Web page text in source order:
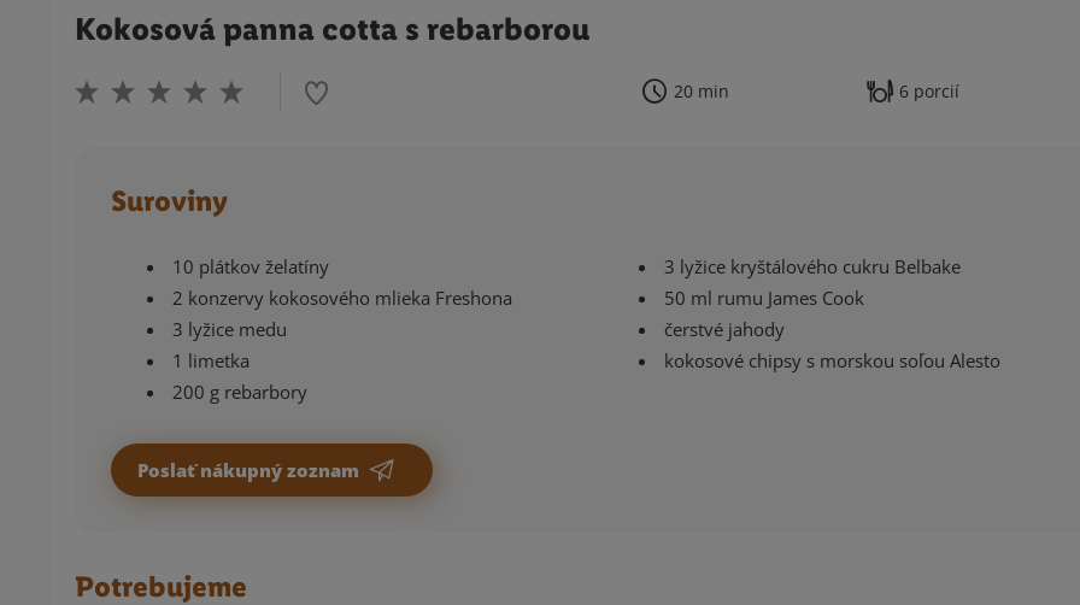
Kokosová panna cotta s rebarborou
20 min 6 porcií
Suroviny
10 plátkov želatíny
2 konzervy kokosového mlieka Freshona
3 lyžice medu
1 limetka
200 g rebarbory
3 lyžice kryštálového cukru Belbake
50 ml rumu James Cook
čerstvé jahody
kokosové chipsy s morskou soľou Alesto
Poslať nákupný zoznam
Potrebujeme